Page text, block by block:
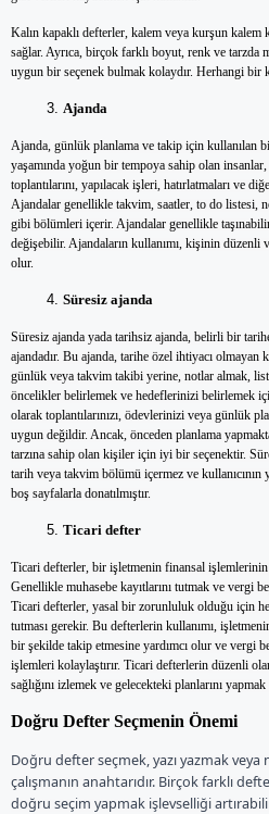
Kalın kapaklı defterler, kalem veya kurşun
sağlar. Ayrıca, birçok farklı boyut, renk ve
uygun bir seçenek bulmak kolaydır. Herhangi bir
Ajanda
Ajanda, günlük planlama ve takip için kullanılan
yaşamında yoğun bir tempoya sahip olan insanlar,
toplantılarını, yapılacak işleri, hatırlatmaları ve
Ajandalar genellikle takvim, saatler, to do listesi,
gibi bölümleri içerir. Ajandalar genellikle
değişebilir. Ajandaların kullanımı, kişinin düzenli
olur.
Süresiz ajanda
Süresiz ajanda yada tarihsiz ajanda, belirli bir
ajandadır. Bu ajanda, tarihe özel ihtiyacı
günlük veya takvim takibi yerine, notlar almak,
öncelikler belirlemek ve hedeflerinizi belirlemek
olarak toplantılarınızı, ödevlerinizi veya günlük
uygun değildir. Ancak, önceden planlama
tarzına sahip olan kişiler için iyi bir seçenektir.
tarih veya takvim bölümü içermez ve kullanıcının
boş sayfalarla donatılmıştır.
Ticari defter
Ticari defterler, bir işletmenin finansal
Genellikle muhasebe kayıtlarını tutmak ve vergi
Ticari defterler, yasal bir zorunluluk olduğu için
tutması gerekir. Bu defterlerin kullanımı,
bir şekilde takip etmesine yardımcı olur ve vergi
işlemleri kolaylaştırır. Ticari defterlerin düzenli
sağlığını izlemek ve gelecekteki planlarını
Doğru Defter Seçmenin Önemi
Doğru defter seçmek, yazı yazmak
çalışmanın anahtarıdır. Birçok farklı
doğru seçim yapmak işlevselliği